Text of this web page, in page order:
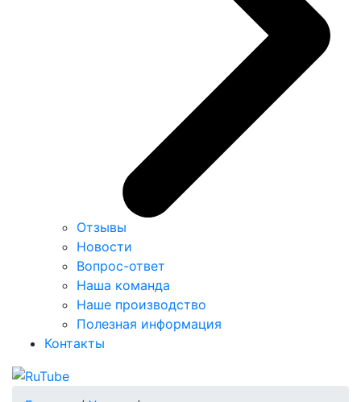
Отзывы
Новости
Вопрос-ответ
Наша команда
Наше производство
Полезная информация
Контакты